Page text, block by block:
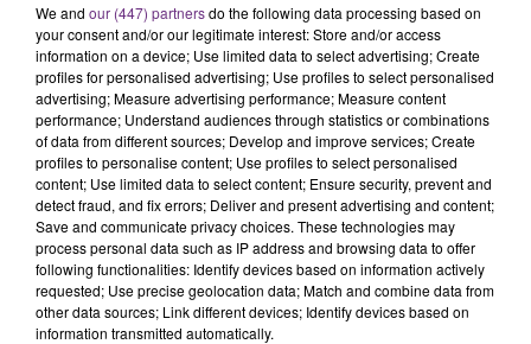
20h36
SI TOUT LE MONDE FAIT ÇA, MOI L'ANNÉE
PROCHAINE JE VENDANGE EN...
La vendange en Champagne a débuté ce jeudi 6
août dans la commune de Montgueux (Aube). Du
jamais vu !
We and our (447) partnersdo the following data processing based on
your consent and/or our legitimate interest: Store and/or access
information on a device; Use limited data to select advertising; Create
profiles for personalised advertising; Use profiles to select personalised
advertising; Measure advertising performance; Measure content
performance; Understand audiences through statistics or combinations
of data from different sources; Develop and improve services; Create
profiles to personalise content; Use profiles to select personalised
content; Use limited data to select content; Ensure security, prevent and
detect fraud, and fix errors; Deliver and present advertising and content;
Save and communicate privacy choices. These technologies may
process personal data such as IP address and browsing data to offer
following functionalities: Identify devices based on information actively
requested; Use precise geolocation data; Match and combine data from
other data sources; Link different devices; Identify devices based on
information transmitted automatically.